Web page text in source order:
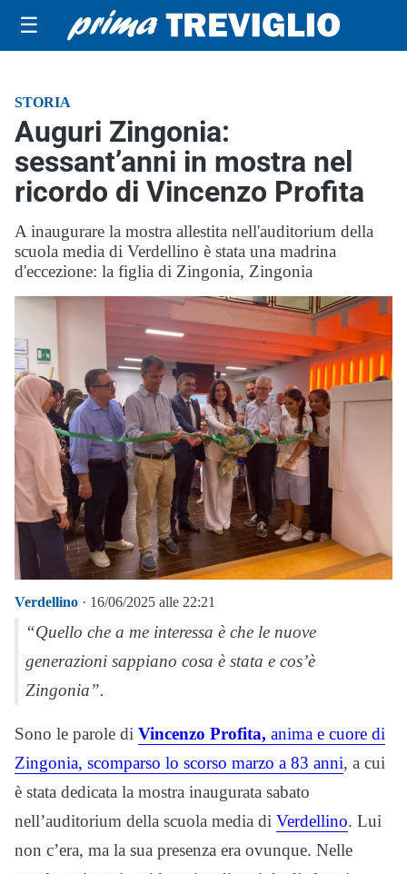
☰
STORIA
Auguri Zingonia:
sessant’anni in mostra nel
ricordo di Vincenzo Profita
A inaugurare la mostra allestita nell'auditorium della
scuola media di Verdellino è stata una madrina
d'eccezione: la figlia di Zingonia, Zingonia
Verdellino · 16/06/2025 alle 22:21
“Quello che a me interessa è che le nuove
generazioni sappiano cosa è stata e cos’è
Zingonia”.
Sono le parole di Vincenzo Profita, anima e cuore di
Zingonia, scomparso lo scorso marzo a 83 anni, a cui
è stata dedicata la mostra inaugurata sabato
nell’auditorium della scuola media di Verdellino. Lui
non c’era, ma la sua presenza era ovunque. Nelle